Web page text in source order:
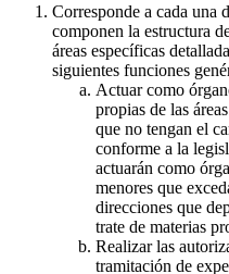
Corresponde a cada una
componen la estructura
áreas específicas
siguientes funciones
Actuar como
propias de las
que no tengan el
conforme a la
actuarán como
menores que
direcciones que
trate de materias
Realizar las
tramitación de